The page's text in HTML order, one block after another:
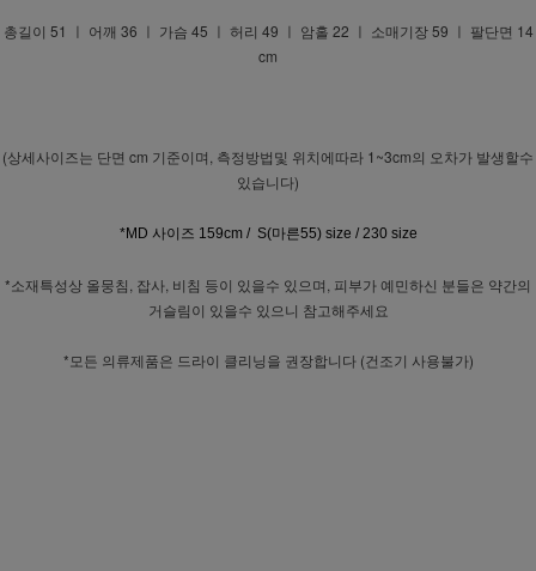
총길이 51 ㅣ 어깨 36 ㅣ 가슴 45 ㅣ 허리 49 ㅣ 암홀 22 ㅣ 소매기장 59 ㅣ 팔단면 14
cm
(상세사이즈는 단면 cm 기준이며, 측정방법및 위치에따라 1~3cm의 오차가 발생할수
있습니다)
*MD 사이즈 159cm / S(마른55) size / 230 size
*소재특성상 올뭉침, 잡사, 비침 등이 있을수 있으며, 피부가 예민하신 분들은 약간의
거슬림이 있을수 있으니 참고해주세요
*모든 의류제품은 드라이 클리닝을 권장합니다 (건조기 사용불가)